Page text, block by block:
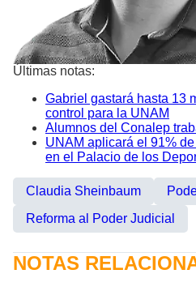
Últimas notas:
Gabriel gastará hasta 13
control para la UNAM
Alumnos del Conalep
UNAM aplicará el 91%
en el Palacio de los
Claudia Sheinbaum
Reforma al Poder Judicial
NOTAS